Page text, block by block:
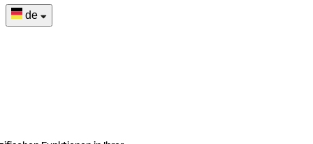
de